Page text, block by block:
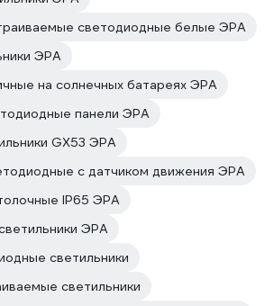
светодиодные белые ЭРА
ЭРА
на солнечных батареях ЭРА
панели ЭРА
GX53 ЭРА
с датчиком движения ЭРА
IP65 ЭРА
ЭРА
светильники
светильники